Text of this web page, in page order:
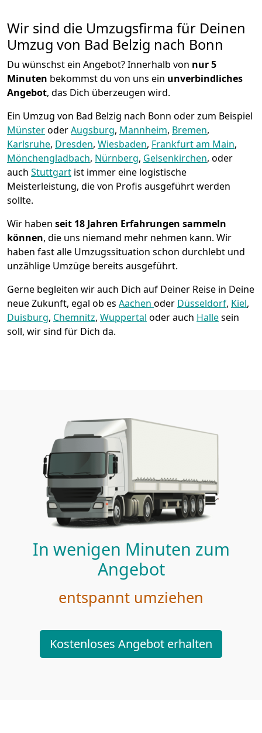
Wir sind die Umzugsfirma für Deinen
Umzug von Bad Belzig nach Bonn
Du wünschst ein Angebot? Innerhalb von nur 5
Minuten bekommst du von uns ein unverbindliches
Angebot, das Dich überzeugen wird.
Ein Umzug von Bad Belzig nach Bonn oder zum Beispiel
MünsteroderAugsburg, Mannheim, Bremen,
Karlsruhe, Dresden, Wiesbaden, Frankfurt am Main,
Mönchen­gladbach, Nürnberg, Gelsenkirchen, oder
auch Stuttgart ist immer eine logistische
Meisterleistung, die von Profis ausgeführt werden
sollte.
Wir haben seit 18 Jahren Erfahrungen sammeln
können, die uns niemand mehr nehmen kann. Wir
haben fast alle Umzugssituation schon durchlebt und
unzählige Umzüge bereits ausgeführt.
Gerne begleiten wir auch Dich auf Deiner Reise in Deine
neue Zukunft, egal ob es Aachen oder Düsseldorf, Kiel,
Duisburg, Chemnitz, Wuppertal oder auch Hallesein
soll, wir sind für Dich da.
In wenigen Minuten zum
Angebot
entspannt umziehen
Kostenloses Angebot erhalten